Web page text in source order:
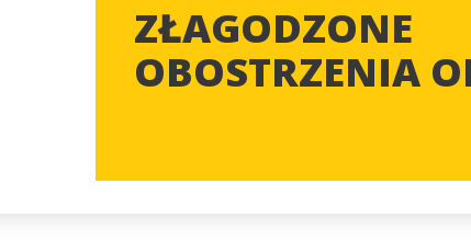
ZŁAGODZONE
OBOSTRZENIA